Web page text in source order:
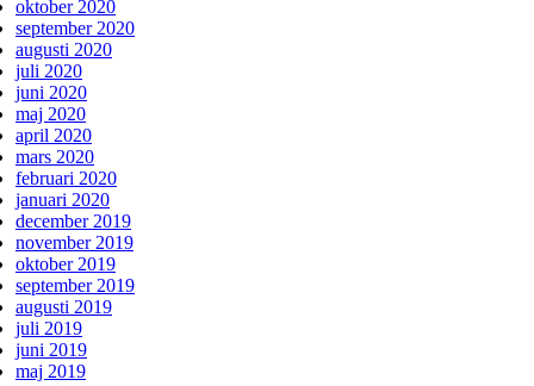
oktober 2020
september 2020
augusti 2020
juli 2020
juni 2020
maj 2020
april 2020
mars 2020
februari 2020
januari 2020
december 2019
november 2019
oktober 2019
september 2019
augusti 2019
juli 2019
juni 2019
maj 2019